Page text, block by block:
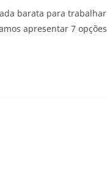
barata para trabalhar
apresentar 7 opções